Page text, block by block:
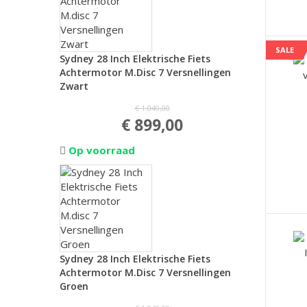
Sydney 28 Inch Elektrische Fiets
Achtermotor M.disc 7 Versnellingen
Zwart
€ 1.049,00
€ 899,00
Op voorraad
Sydney 28 Inch Elektrische Fiets
Achtermotor M.disc 7 Versnellingen
Groen
SALE